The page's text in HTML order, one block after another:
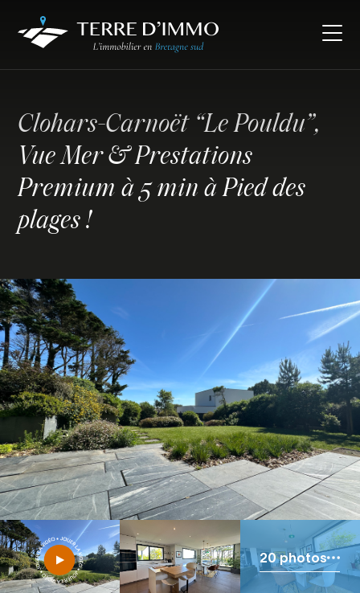
Clohars-Carnoët “Le Pouldu”,
Vue Mer & Prestations
Premium à 5 min à Pied des
plages !
20 photos